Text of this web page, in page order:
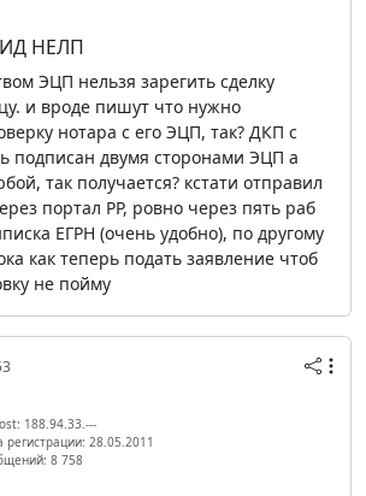
НЕЛП
ЭЦП нельзя зарегить сделку
и вроде пишут что нужно
нотара с его ЭЦП, так? ДКП с
подписан двумя сторонами ЭЦП а
так получается? кстати отправил
портал РР, ровно через пять раб
ЕГРН (очень удобно), по другому
как теперь подать заявление чтоб
не пойму
188.94.33.---
регистрации: 28.05.2011
8 758